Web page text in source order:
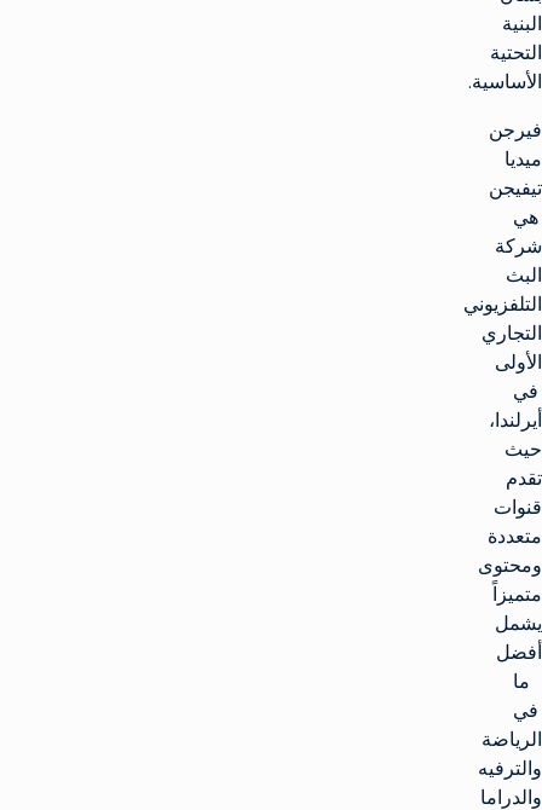
البنية
التحتية
الأساسية.
فيرجن
ميديا
تيفيجن
هي
شركة
البث
التلفزيوني
التجاري
الأولى
في
أيرلندا،
حيث
تقدم
قنوات
متعددة
ومحتوى
متميزاً
يشمل
أفضل
ما
في
الرياضة
والترفيه
والدراما